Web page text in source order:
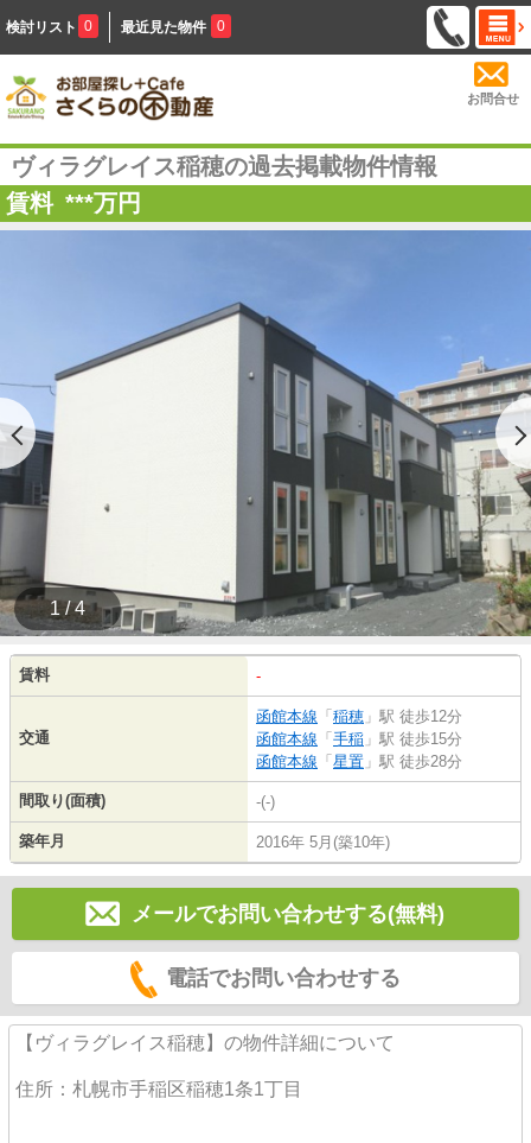
検討リスト 0 最近見た物件 0
お問合せ
ヴィラグレイス稲穂の過去掲載物件情報
賃料 ***万円
1 / 4
賃料 -
交通
函館本線 「稲穂 」駅 徒歩12分
函館本線 「手稲 」駅 徒歩15分
函館本線 「星置 」駅 徒歩28分
間取り(面積) -(-)
築年月 2016年 5月(築10年)
メールでお問い合わせする(無料)
電話でお問い合わせする
【ヴィラグレイス稲穂】の物件詳細について
住所：札幌市手稲区稲穂1条1丁目